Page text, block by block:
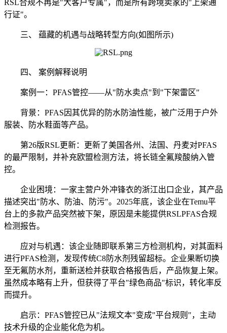
RSL合规不再是"大客户专属"，而是所有跨境卖家的"上架通
行证"。
三、 蕴藏的机遇与战略转型方向(如图所示)
四、 案例解释说明
案例一：PFAS管控——从"防水卖点"到"下架雷区"
背景：PFAS因其优异的防水防油性能，被广泛用于户外
服装、防水鞋面等产品。
第26版RSL更新：更新了美国各州、法国、丹麦对PFAS
的最严限制，并补充欧盟检测方法，将长链全氟羧酸纳入管
控。
企业困境：一家主营户外冲锋衣的浙江出口企业，其产品
描述突出"防水、防油、防污"。2025年底，该企业在Temu平
台上的多款产品突然被下架，原因是未能提供RSLPFAS合规
检测报告。
应对与机遇：该企业随即联系第三方检测机构，对其面料
进行PFAS检测，发现传统C8防水剂残留超标。企业果断切换
至无氟防水剂，重新送检并获取合格报告后，产品恢复上架。
虽然成本略有上升，但获得了平台"绿色商品"标识，转化率反
而提升。
启示：PFAS管控已从"法规文本"变成"平台规则"，主动
技术升级的企业能化危为机。